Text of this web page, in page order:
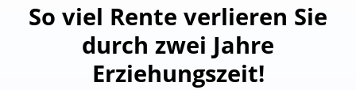
So viel Rente verlieren Sie
durch zwei Jahre
Erziehungszeit!